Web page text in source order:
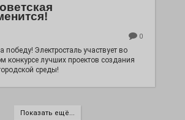
0
победу! Электросталь участвует во
конкурсе лучших проектов создания
среды!
Показать ещё...